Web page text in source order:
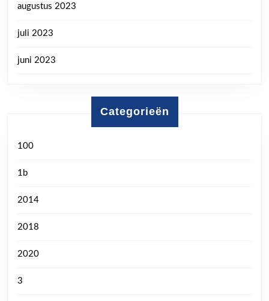
augustus 2023
juli 2023
juni 2023
Categorieën
100
1b
2014
2018
2020
3